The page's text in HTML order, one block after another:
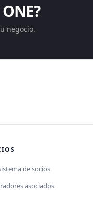
negocio.
de socios
asociados